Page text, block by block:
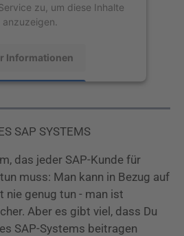
zu, um diese Inhalte
anzuzeigen.
Informationen
Platform
SAP SYSTEMS
das jeder SAP-Kunde für
muss: Man kann in Bezug auf
nie genug tun - man ist
Aber es gibt viel, dass Du
SAP-Systems beitragen